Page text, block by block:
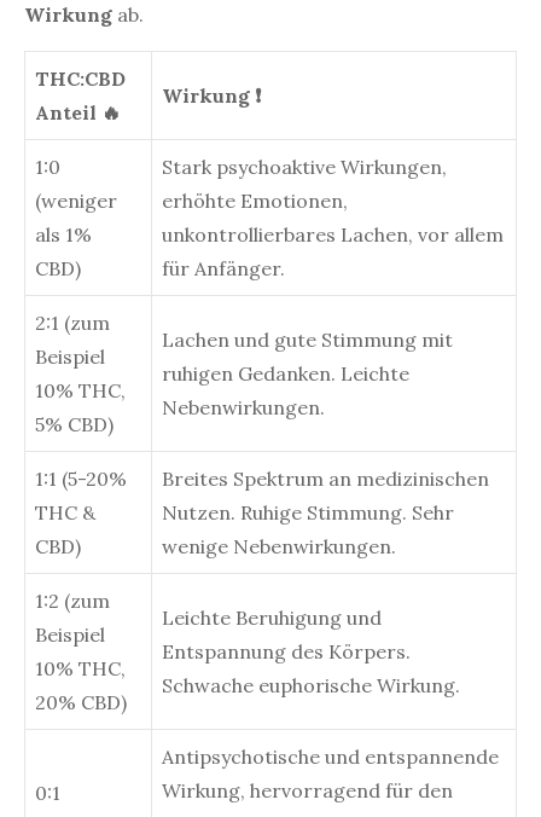
Wirkung ab.
THC:CBD
Anteil 🔥
Wirkung ❗
1:0
(weniger
als 1%
CBD)
Stark psychoaktive Wirkungen,
erhöhte Emotionen,
unkontrollierbares Lachen, vor allem
für Anfänger.
2:1 (zum
Beispiel
10% THC,
5% CBD)
Lachen und gute Stimmung mit
ruhigen Gedanken. Leichte
Nebenwirkungen.
1:1 (5-20%
THC &
CBD)
Breites Spektrum an medizinischen
Nutzen. Ruhige Stimmung. Sehr
wenige Nebenwirkungen.
1:2 (zum
Beispiel
10% THC,
20% CBD)
Leichte Beruhigung und
Entspannung des Körpers.
Schwache euphorische Wirkung.
0:1
Antipsychotische und entspannende
Wirkung, hervorragend für den